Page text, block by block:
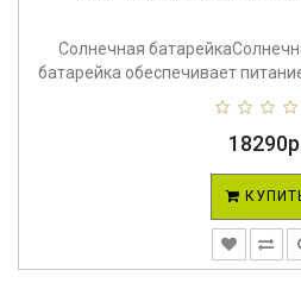
Солнечная
батарейка обеспечивает